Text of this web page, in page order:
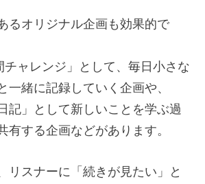
るオリジナル企画も効果的で
チャレンジ」として、毎日小さな
一緒に記録していく企画や、
記」として新しいことを学ぶ過
有する企画などがあります。
リスナーに「続きが見たい」と